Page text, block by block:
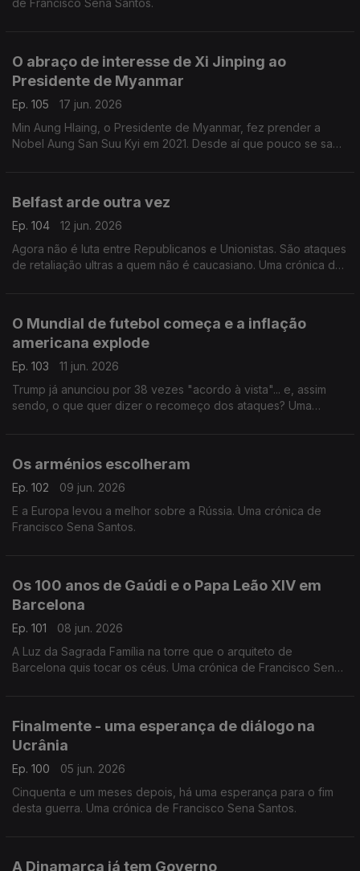
de Francisco Sena Santos.
O abraço de interesse de Xi Jinping ao
Presidente de Myanmar
Ep. 105
17 jun. 2026
Min Aung Hlaing, o Presidente de Myanmar, fez prender a
Nobel Aung San Suu Kyi em 2021. Desde aí que pouco se sabe
Belfast arde outra vez
Ep. 104
12 jun. 2026
Agora não é luta entre Republicanos e Unionistas. São ataques
de retaliação ultras a quem não é caucasiano. Uma crónica de
O Mundial de futebol começa e a inflação
americana explode
Ep. 103
11 jun. 2026
Trump já anunciou por 38 vezes "acordo à vista"... e, assim
sendo, o que quer dizer o recomeço dos ataques? Uma
Os arménios escolheram
Ep. 102
09 jun. 2026
E a Europa levou a melhor sobre a Rússia. Uma crónica de
Francisco Sena Santos.
Os 100 anos de Gaúdi e o Papa Leão XIV em
Barcelona
Ep. 101
08 jun. 2026
A Luz da Sagrada Família na torre que o arquiteto de
Barcelona quis tocar os céus. Uma crónica de Francisco Sena
Finalmente - uma esperança de diálogo na
Ucrânia
Ep. 100
05 jun. 2026
Cinquenta e um meses depois, há uma esperança para o fim
desta guerra. Uma crónica de Francisco Sena Santos.
A Dinamarca já tem Governo